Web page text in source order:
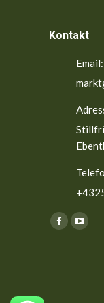
Kontakt
Email:
Finden Sie
Facebook